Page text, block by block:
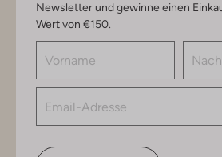
Newsletter und gewinne einen
Wert von €150.